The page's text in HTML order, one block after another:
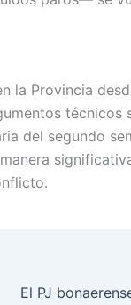
la Provincia
técnicos
del segundo